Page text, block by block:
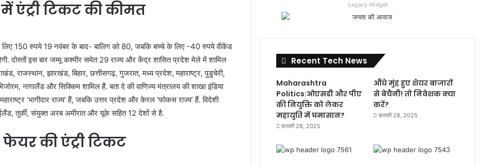
एंट्री टिकट की कीमत
150 रुपये 19 नवंबर के बाद- बालिग को 80, जबकि बच्चे के लिए -40 रुपये वीकेंड
दोस्तों इस बार जम्‍मू कश्मीर समेत 29 राज्य और केंद्र शासित प्रदेश मेले में शामिल
राजस्थान, झारखंड, बिहार, छत्तीसगढ़, गुजरात, मध्य प्रदेश, महाराष्ट्र, पुडुचेरी,
नागालैंड और सिक्किम शामिल हैं. बता दे की वाणिज्य मंत्रालय की शाखा इंडिया
‘भागीदार राज्य’ हैं, जबकि उत्तर प्रदेश और केरल ‘फोकस राज्य’ हैं. विदेशी
तुर्की, संयुक्त अरब अमीरात और यूके सहित 12 देशों से है.
फेयर की एंट्री टिकट
Legacy Widget
Recent Tech News
Maharashtra
Politics:ओएसडी और पीए
की नियुक्ति को लेकर
महायुति में घमासान?
फ़रवरी 28, 2025
औंधे मुंह हुए शेयर बाजारों
से बेचैनी! तो निवेशक क्या
करें?
फ़रवरी 28, 2025